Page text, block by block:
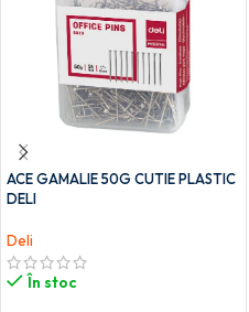
ACE GAMALIE 50G CUTIE PLASTIC
DELI
Deli
În stoc